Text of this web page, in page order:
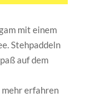
mit einem
Stehpaddeln
auf dem
mehr erfahren